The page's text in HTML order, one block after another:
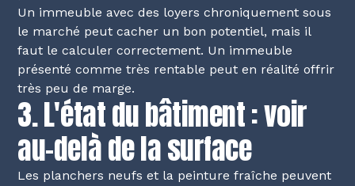
Un immeuble avec des loyers chroniquement sous
le marché peut cacher un bon potentiel, mais il
faut le calculer correctement. Un immeuble
présenté comme très rentable peut en réalité offrir
très peu de marge.
3. L'état du bâtiment : voir
au-delà de la surface
Les planchers neufs et la peinture fraîche peuvent